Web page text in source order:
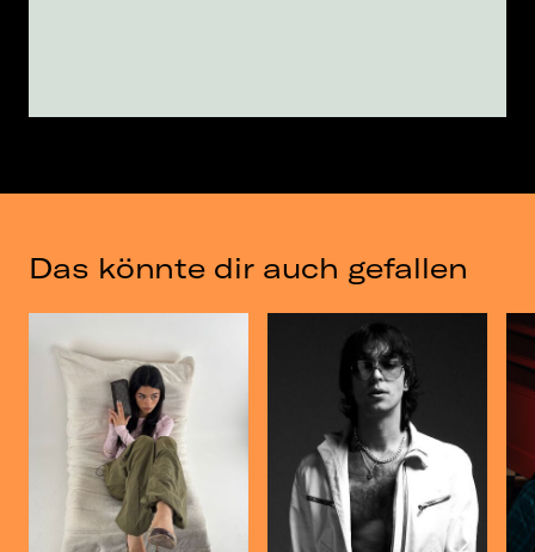
Das könnte dir auch gefallen